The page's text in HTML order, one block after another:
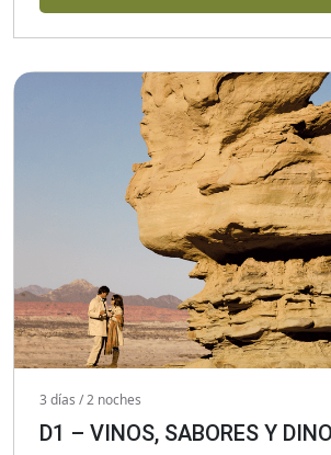
3 días / 2 noches
D1 – VINOS, SABORES Y